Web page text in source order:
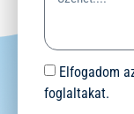
Elfogadom
foglaltakat.